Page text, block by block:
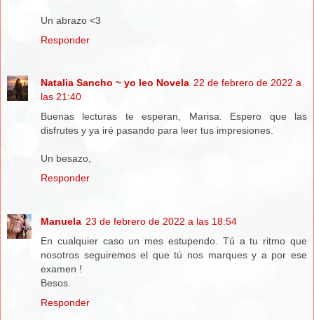
Un abrazo <3
Responder
Natalia Sancho ~ yo leo Novela 22 de febrero de 2022 a
las 21:40
Buenas lecturas te esperan, Marisa. Espero que las
disfrutes y ya iré pasando para leer tus impresiones.
Un besazo,
Responder
Manuela 23 de febrero de 2022 a las 18:54
En cualquier caso un mes estupendo. Tú a tu ritmo que
nosotros seguiremos el que tú nos marques y a por ese
examen !
Besos.
Responder